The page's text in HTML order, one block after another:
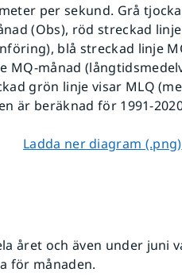
per sekund. Grå
(Obs), röd streckad
blå streckad linje
MQ-månad
grön linje visar MLQ
är beräknad för 1991-
Ladda ner diagram (.png)
året och även under juni
för månaden.